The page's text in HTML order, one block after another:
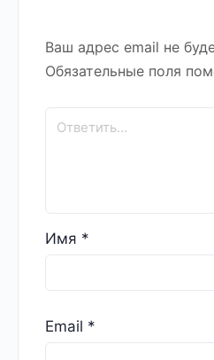
Ваш адрес email не
Обязательные поля
Имя *
Email *